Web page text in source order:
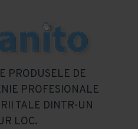
PRODUSELE DE
PROFESIONALE
TALE DINTR-UN
LOC.